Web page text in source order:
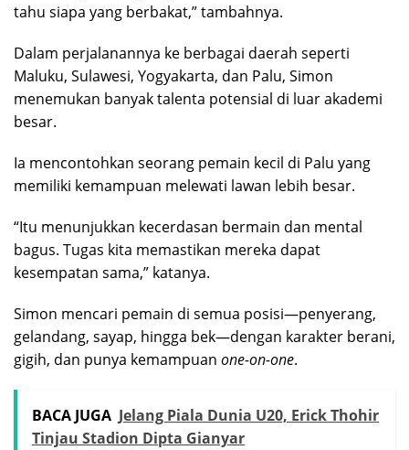
tahu siapa yang berbakat,” tambahnya.
Dalam perjalanannya ke berbagai daerah seperti
Maluku, Sulawesi, Yogyakarta, dan Palu, Simon
menemukan banyak talenta potensial di luar akademi
besar.
Ia mencontohkan seorang pemain kecil di Palu yang
memiliki kemampuan melewati lawan lebih besar.
“Itu menunjukkan kecerdasan bermain dan mental
bagus. Tugas kita memastikan mereka dapat
kesempatan sama,” katanya.
Simon mencari pemain di semua posisi—penyerang,
gelandang, sayap, hingga bek—dengan karakter berani,
gigih, dan punya kemampuan one-on-one.
BACA JUGA Jelang Piala Dunia U20, Erick Thohir
Tinjau Stadion Dipta Gianyar